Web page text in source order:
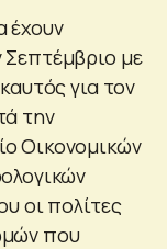
έχουν
με
για τον
την
Οικονομικών
οι πολίτες
που